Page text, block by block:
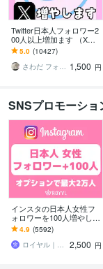
Twitter日本人フォロワー2
00人以上増加ます （X）
日本人のアクティブ フォ
ロワーを増やします。
5.0 (10427)
さわだ フォロワー31万人 1,500 円
SNSプロモーショ
インスタの日本人女性フ
ォロワーを100人増やしま
す ⭐️12月最新版・最大2万
人・Instagram⭐️
4.9 (5592)
ロイヤル｜SNSフォロワーサポート
2,500 円